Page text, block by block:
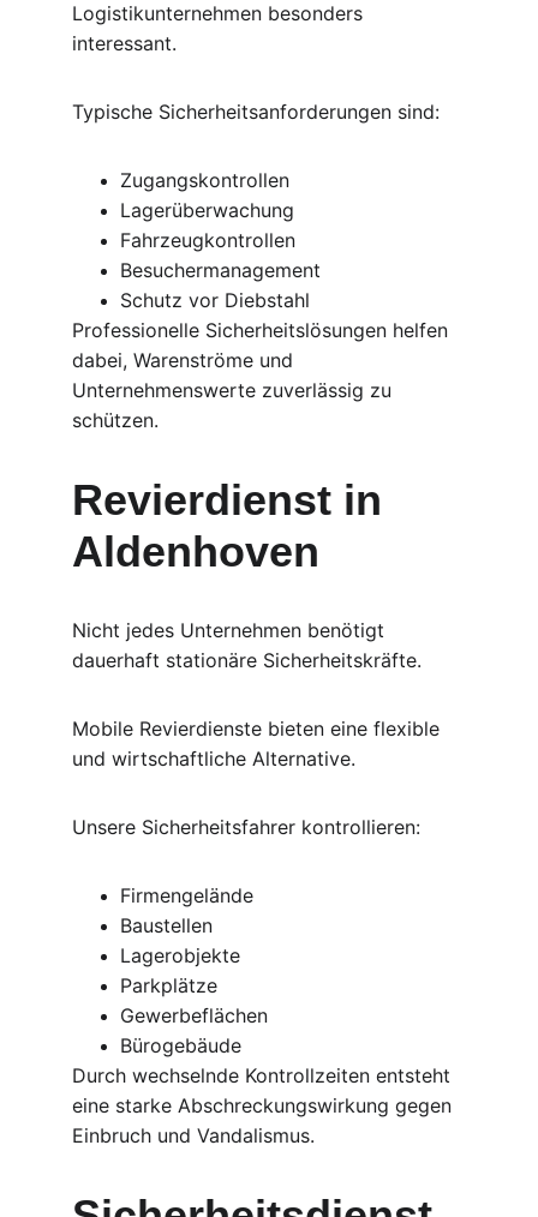
Logistikunternehmen besonders
interessant.
Typische Sicherheitsanforderungen sind:
Zugangskontrollen
Lagerüberwachung
Fahrzeugkontrollen
Besuchermanagement
Schutz vor Diebstahl
Professionelle Sicherheitslösungen helfen
dabei, Warenströme und
Unternehmenswerte zuverlässig zu
schützen.
Revierdienst in
Aldenhoven
Nicht jedes Unternehmen benötigt
dauerhaft stationäre Sicherheitskräfte.
Mobile Revierdienste bieten eine flexible
und wirtschaftliche Alternative.
Unsere Sicherheitsfahrer kontrollieren:
Firmengelände
Baustellen
Lagerobjekte
Parkplätze
Gewerbeflächen
Bürogebäude
Durch wechselnde Kontrollzeiten entsteht
eine starke Abschreckungswirkung gegen
Einbruch und Vandalismus.